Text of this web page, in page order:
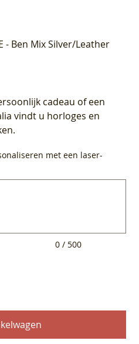
- Ben Mix Silver/Leather
cadeau of een
vindt u horloges en
met een laser-
0 / 500